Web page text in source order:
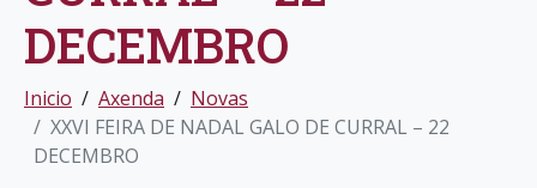
DECEMBRO
Inicio Axenda
Novas
XXVI FEIRA DE NADAL GALO DE CURRAL – 22
DECEMBRO